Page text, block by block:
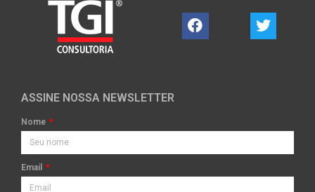
ASSINE NOSSA NEWSLETTER
Nome
Email